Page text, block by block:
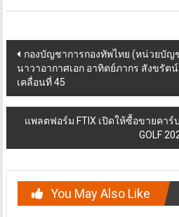
Post
navigation
กองบัญชาการกองทัพไทย (หน่วยบั
นาวาอากาศเอก อาทิตย์ภากร สังขรั
เคลื่อนที่ 45
แพลตฟอร์ม FTIX เปิดให้ซื้อขายคาร์
GOLF
You May Also Like